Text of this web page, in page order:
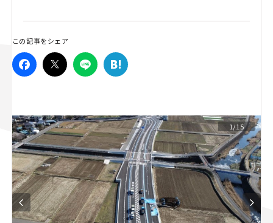
この記事をシェア
1/15
スズキ ジムニー｜Suzuki Jimny
マツダ｜Mazda
マツダ ロードスター｜Mazda Roadster